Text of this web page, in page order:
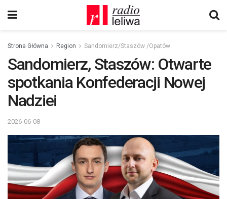
Strona Główna Region Sandomierz/Staszów /Opatów
Sandomierz, Staszów: Otwarte
spotkania Konfederacji Nowej
Nadziei
2026-06-08